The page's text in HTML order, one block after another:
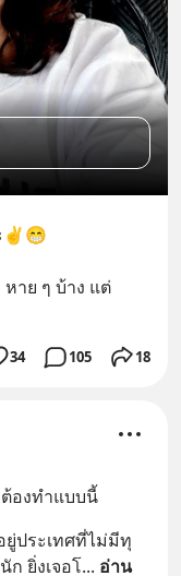
ะ✌😁
าย ๆ บ้าง แต่
34 105 18
องทำแบบนี้
ประเทศที่ไม่มีทุ
ก ยิ่งเจอโ... อ่าน